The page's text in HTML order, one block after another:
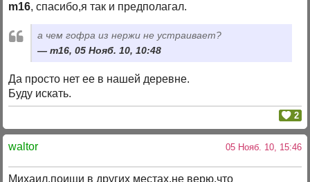
m16, спасибо,я так и предполагал.
а чем гофра из нержи не устраивает?
m16, 05 Нояб. 10, 10:48
Да просто нет ее в нашей деревне.
Буду искать.
2
waltor 05 Нояб. 10, 15:46
Михаил,поищи в других местах,не верю,что